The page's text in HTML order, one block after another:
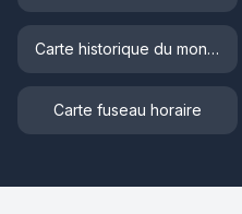
Carte historique du monde
Carte fuseau horaire